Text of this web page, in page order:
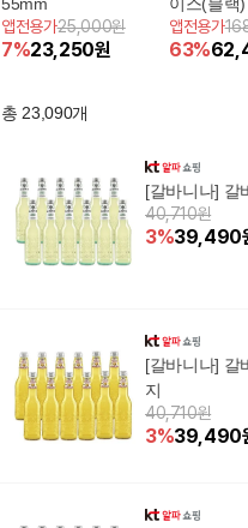
앱전용가25,000원
7%23,250원
앱전용가
63%
총 23,090개
[갈바니나] 갈
40,710원
3%39,490
[갈바니나] 갈
지
40,710원
3%39,490